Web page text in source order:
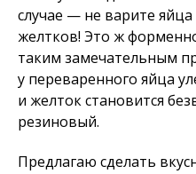
случае — не варите
желтков! Это ж
таким замечательным
у переваренного яйца
и желток становится
резиновый.
Предлагаю сделать